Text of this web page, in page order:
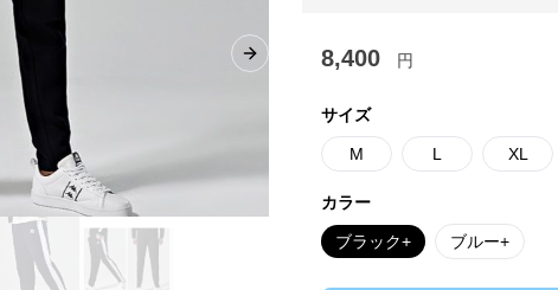
Next slide8,400 円
サイズ
M L XL
カラー
ブラック+ ブルー+